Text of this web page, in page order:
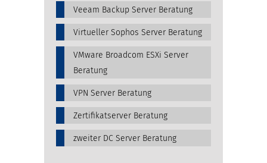
Veeam Backup Server Beratung
Virtueller Sophos Server Beratung
VMware Broadcom ESXi Server
Beratung
VPN Server Beratung
Zertifikatserver Beratung
zweiter DC Server Beratung